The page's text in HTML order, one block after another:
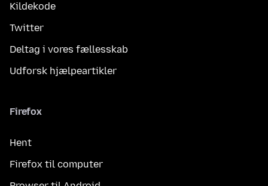
Kildekode
Twitter
Deltag i vores fællesskab
Udforsk hjælpeartikler
Firefox
Hent
Firefox til computer